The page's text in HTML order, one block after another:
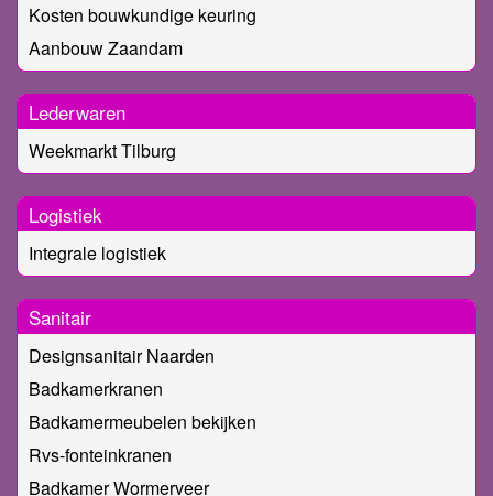
Kosten bouwkundige keuring
Aanbouw Zaandam
Lederwaren
Weekmarkt Tilburg
Logistiek
Integrale logistiek
Sanitair
Designsanitair Naarden
Badkamerkranen
Badkamermeubelen bekijken
Rvs-fonteinkranen
Badkamer Wormerveer